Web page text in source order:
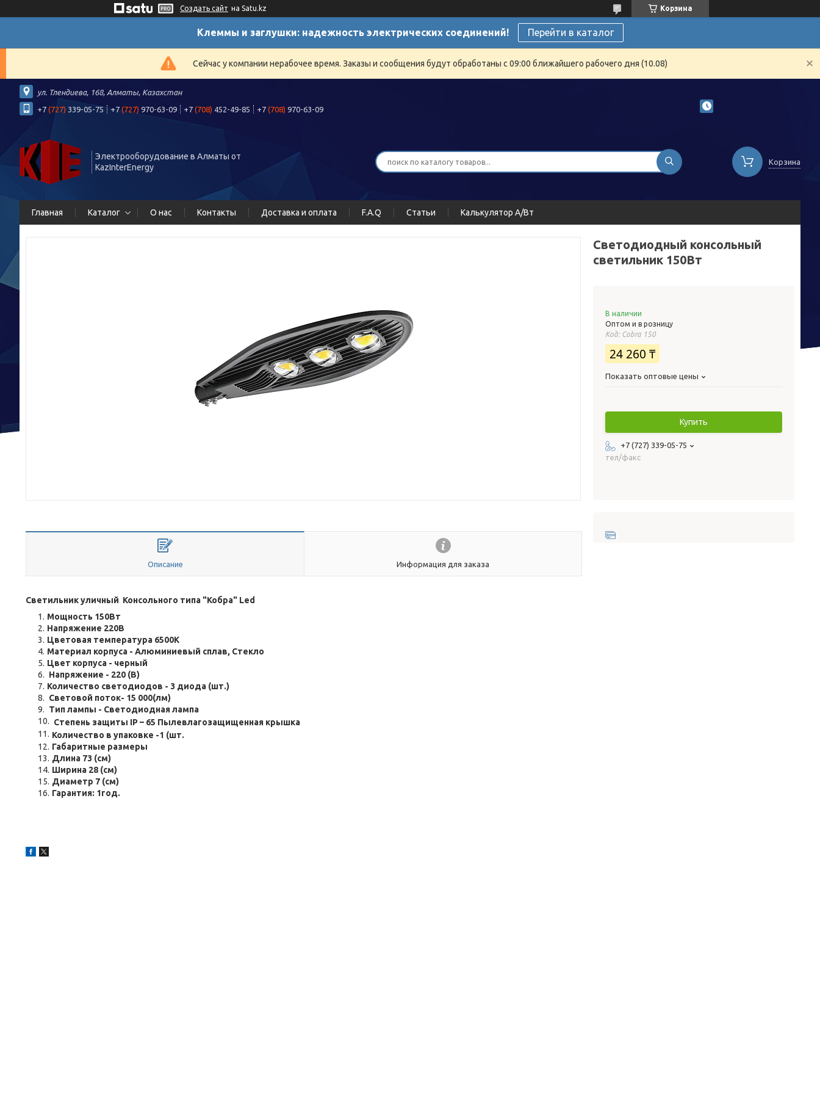
Создать сайт на Satu.kz Корзина
Клеммы и заглушки: надежность электрических соединений! Перейти в каталог
Сейчас у компании нерабочее время. Заказы и сообщения будут обработаны с 09:00 ближайшего рабочего дня (10.08)
ул. Тлендиева, 168, Алматы, Казахстан
+7 (727) 339-05-75 +7 (727) 970-63-09 +7 (708) 452-49-85 +7 (708) 970-63-09
Электрооборудование в Алматы от
KazInterEnergy
Корзина
Главная Каталог О нас Контакты Доставка и оплата F.A.Q Статьи Калькулятор А/Вт
Описание Информация для заказа
Светильник уличный Консольного типа "Кобра" Led
Мощность 150Вт
Напряжение 220В
Цветовая температура 6500К
Материал корпуса - Алюминиевый сплав, Стекло
Цвет корпуса - черный
Напряжение - 220 (В)
Количество светодиодов - 3 диода (шт.)
Световой поток- 15 000(лм)
Тип лампы - Светодиодная лампа
Степень защиты IP – 65 Пылевлагозащищенная крышка
Количество в упаковке -1 (шт.
Габаритные размеры
Длина 73 (см)
Ширина 28 (см)
Диаметр 7 (см)
Гарантия: 1год.
Светодиодный консольный
светильник 150Вт
В наличии
Оптом и в розницу
Код: Cobra 150
24 260 ₸
Показать оптовые цены
Купить
+7 (727) 339-05-75
тел/факс